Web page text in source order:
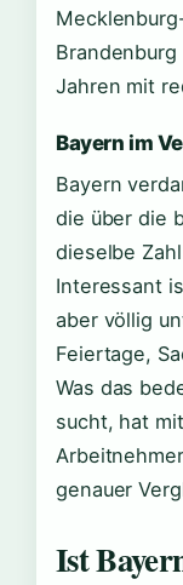
Jahren mit
Bayern im
Bayern
die über die
dieselbe
Interessant
aber völlig
Feiertage,
Was das
sucht, hat
genauer
Ist